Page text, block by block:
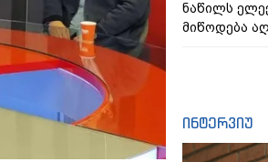
ნაწილს
მიწოდება
ინტერვიუ